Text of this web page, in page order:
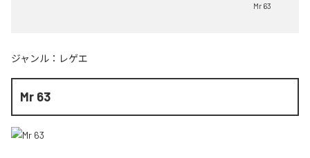
Mr 63
ジャンル： レゲエ
Mr 63